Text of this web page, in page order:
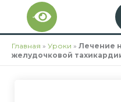
Перейти
содержимому
Главная » Уроки » Лечение
желудочковой